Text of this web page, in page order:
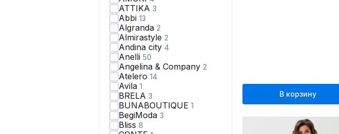
ATTIKA 3
Abbi 13
Algranda 2
Almirastyle 2
Andina city 4
Anelli 50
Angelina & Сompany 2
Atelero 14
Avila 1
BRELA 3
BUNABOUTIQUE 1
BegiModa 3
Bliss 8
В корзину